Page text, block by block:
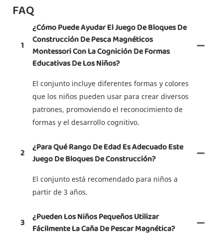
FAQ
1
¿Cómo Puede Ayudar El Juego De Bloques De
Construcción De Pesca Magnéticos
Montessori Con La Cognición De Formas
Educativas De Los Niños?
El conjunto incluye diferentes formas y colores
que los niños pueden usar para crear diversos
patrones, promoviendo el reconocimiento de
formas y el desarrollo cognitivo.
2
¿Para Qué Rango De Edad Es Adecuado Este
Juego De Bloques De Construcción?
El conjunto está recomendado para niños a
partir de 3 años.
3
¿Pueden Los Niños Pequeños Utilizar
Fácilmente La Caña De Pescar Magnética?